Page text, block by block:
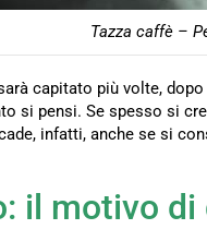
Tazza caffè –
capitato più volte,
si pensi. Se spesso si
infatti, anche se si
il motivo